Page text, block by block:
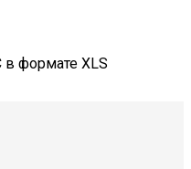
в формате XLS